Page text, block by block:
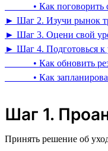
• Как поговорить с
► Шаг 2. Изучи рынок
► Шаг 3. Оцени свой
► Шаг 4. Подготовься
• Как обновить
• Как
Шаг 1.
Принять решение об